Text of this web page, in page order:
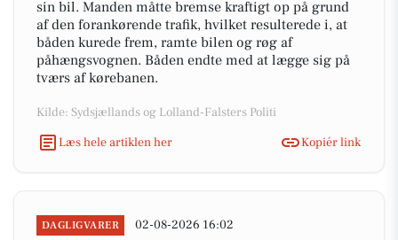
sin bil. Manden måtte bremse kraftigt op på grund
af den forankørende trafik, hvilket resulterede i, at
båden kurede frem, ramte bilen og røg af
påhængsvognen. Båden endte med at lægge sig på
tværs af kørebanen.
Kilde: Sydsjællands og Lolland-Falsters Politi
Læs hele artiklen her
Kopiér link
DAGLIGVARER 02-08-2026 16:02